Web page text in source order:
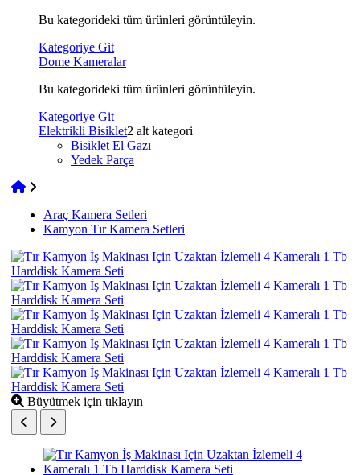
Bu kategorideki tüm ürünleri görüntüleyin.
Kategoriye Git
Dome Kameralar
Bu kategorideki tüm ürünleri görüntüleyin.
Kategoriye Git
Elektrikli Bisiklet2 alt kategori
Bisiklet El Gazı
Yedek Parça
Araç Kamera Setleri
Kamyon Tır Kamera Setleri
Büyütmek için tıklayın